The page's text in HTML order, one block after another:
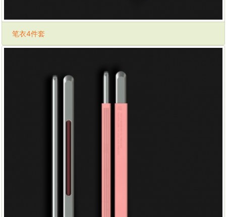
笔衣4件套